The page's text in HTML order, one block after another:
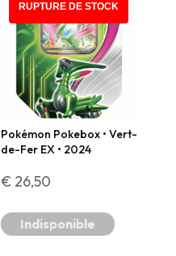
RUPTURE DE STOCK
Pokémon Pokebox • Vert-
de-Fer EX • 2024
€ 26,50
Indisponible